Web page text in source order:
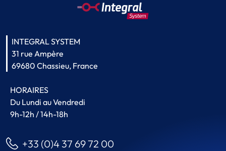
INTEGRAL SYSTEM
31 rue Ampère
69680 Chassieu, France
HORAIRES
Du Lundi au Vendredi
9h-12h / 14h-18h
+33 (0)4 37 69 72 00